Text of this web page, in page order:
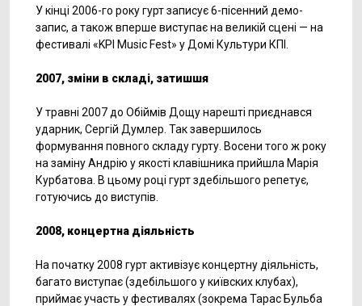
У кінці 2006-го року гурт записує 6-пісенний демо-
запис, а також вперше виступає на великій сцені — на
фестивалі «KPI Music Fest» у Домі Культури КПІ.
2007, зміни в складі, затишшя
У травні 2007 до Обіймів Дощу нарешті приєднався
ударник, Сергій Думлер. Так завершилось
формування повного складу гурту. Восени того ж року
на заміну Андрію у якості клавішника прийшла Марія
Курбатова. В цьому році гурт здебільшого репетує,
готуючись до виступів.
2008, концертна діяльність
На початку 2008 гурт активізує концертну діяльність,
багато виступає (здебільшого у київских клубах),
приймає участь у фестивалях (зокрема Тарас Бульба